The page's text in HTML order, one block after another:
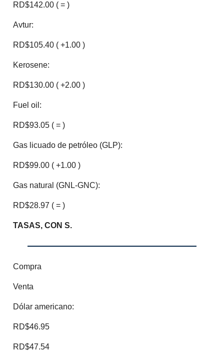
RD$142.00 ( = )
Avtur:
RD$105.40 ( +1.00 )
Kerosene:
RD$130.00 ( +2.00 )
Fuel oil:
RD$93.05 ( = )
Gas licuado de petróleo (GLP):
RD$99.00 ( +1.00 )
Gas natural (GNL-GNC):
RD$28.97 ( = )
TASAS, CON S.
Compra
Venta
Dólar americano:
RD$46.95
RD$47.54